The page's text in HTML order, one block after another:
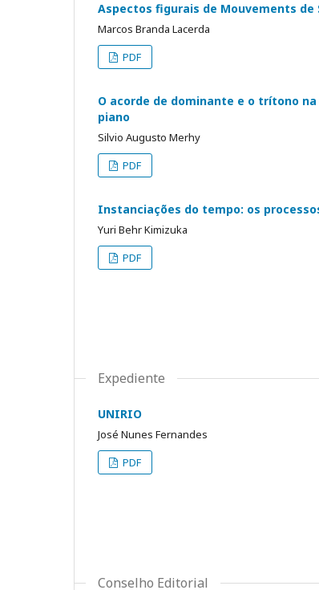
Aspectos figurais de Mouvements de
Marcos Branda Lacerda
PDF
O acorde de dominante e o trítono
piano
Silvio Augusto Merhy
PDF
Instanciações do tempo: os
Yuri Behr Kimizuka
PDF
Expediente
UNIRIO
José Nunes Fernandes
PDF
Conselho Editorial